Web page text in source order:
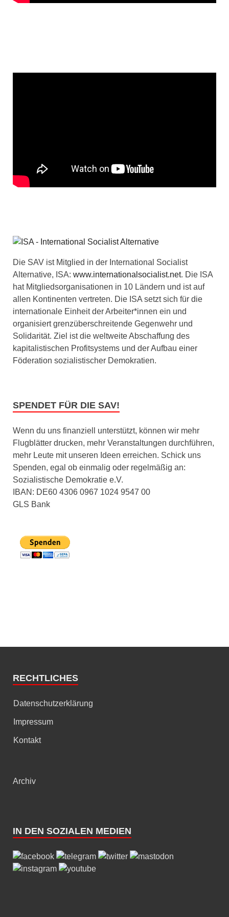
Die SAV ist Mitglied in der International Socialist
Alternative, ISA: www.internationalsocialist.net. Die ISA
hat Mitgliedsorganisationen in 10 Ländern und ist auf
allen Kontinenten vertreten. Die ISA setzt sich für die
internationale Einheit der Arbeiter*innen ein und
organisiert grenzüberschreitende Gegenwehr und
Solidarität. Ziel ist die weltweite Abschaffung des
kapitalistischen Profitsystems und der Aufbau einer
Föderation sozialistischer Demokratien.
SPENDET FÜR DIE SAV!
Wenn du uns finanziell unterstützt, können wir mehr
Flugblätter drucken, mehr Veranstaltungen durchführen,
mehr Leute mit unseren Ideen erreichen. Schick uns
Spenden, egal ob einmalig oder regelmäßig an:
Sozialistische Demokratie e.V.
IBAN: DE60 4306 0967 1024 9547 00
GLS Bank
RECHTLICHES
Datenschutzerklärung
Impressum
Kontakt
Archiv
IN DEN SOZIALEN MEDIEN